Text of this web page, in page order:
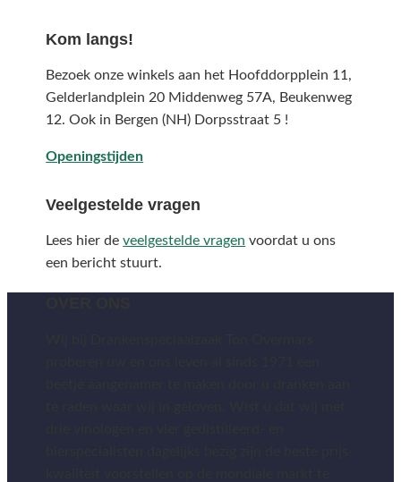
Kom langs!
Bezoek onze winkels aan het Hoofddorpplein 11,
Gelderlandplein 20 Middenweg 57A, Beukenweg
12.Ook in Bergen (NH) Dorpsstraat 5 !
Openingstijden
Veelgestelde vragen
Lees hier deveelgestelde vragen voordat u ons
een bericht stuurt.